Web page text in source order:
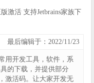
激活 支持Jetbrains家族下
最后编辑于：2022/11/23
用开发工具，软件，系
的下载，并提供部分
激活码。让大家开发无